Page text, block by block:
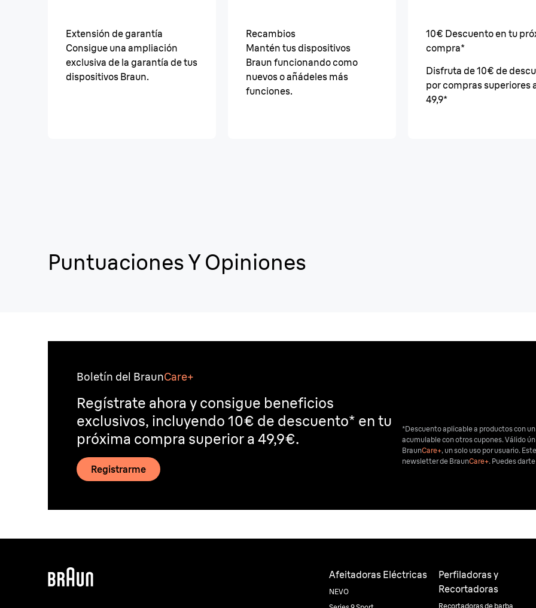
Extensión de garantía
Consigue una ampliación
exclusiva de la garantía de tus
dispositivos Braun.
Recambios
Mantén tus dispositivos
Braun funcionando como
nuevos o añádeles más
funciones.
10€ Descuento en tu
compra*
Disfruta de 10€ de
por compras superiores
49,9*
Puntuaciones Y Opiniones
Boletín del BraunCare+
Regístrate ahora y consigue beneficios
exclusivos, incluyendo 10€ de descuento* en tu
próxima compra superior a 49,9€.
Registrarme
*Descuento aplicable a productos con
acumulable con otros cupones. Válido
BraunCare+, un solo uso por usuario.
newsletter de BraunCare+. Puedes
Afeitadoras Eléctricas
NEVO
Perfiladoras y
Recortadoras
Recortadoras de barba